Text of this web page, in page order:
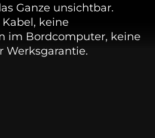
Ganze unsichtbar.
keine
im Bordcomputer, keine
Werksgarantie.